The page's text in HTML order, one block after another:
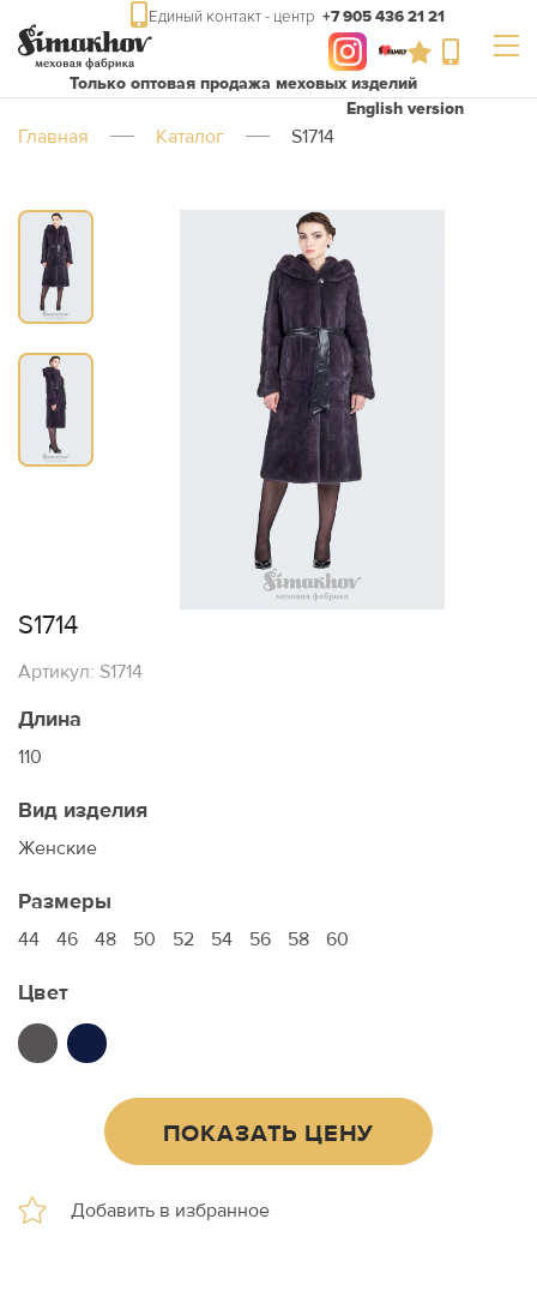
Единый контакт - центр +7 905 436 21 21
Только оптовая продажа меховых изделий
English version
Главная Каталог S1714
S1714
Артикул: S1714
Длина
110
Вид изделия
Женские
Размеры
44 46 48 50 52 54 56 58 60
Цвет
ПОКАЗАТЬ ЦЕНУ